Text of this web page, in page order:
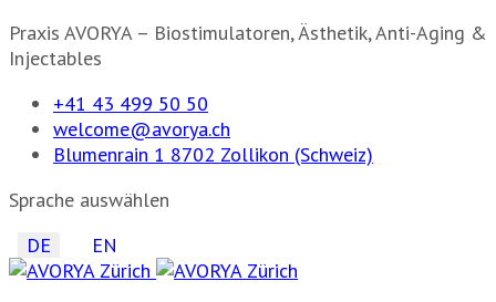
Praxis AVORYA – Biostimulatoren, Ästhetik, Anti-Aging &
Injectables
+41 43 499 50 50
welcome@avorya.ch
Blumenrain 1 8702 Zollikon (Schweiz)
Sprache auswählen
DE
EN